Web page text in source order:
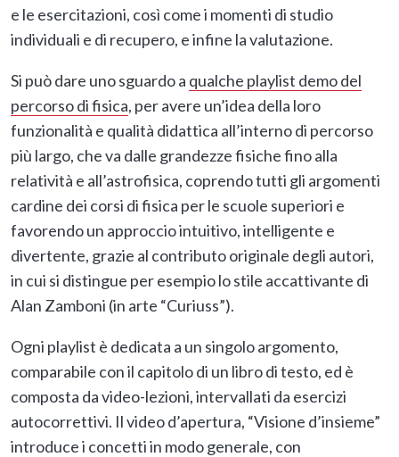
e le esercitazioni, così come i momenti di studio
individuali e di recupero, e infine la valutazione.
Si può dare uno sguardo a qualche playlist demo del
percorso di fisica, per avere un’idea della loro
funzionalità e qualità didattica all’interno di percorso
più largo, che va dalle grandezze fisiche fino alla
relatività e all’astrofisica, coprendo tutti gli argomenti
cardine dei corsi di fisica per le scuole superiori e
favorendo un approccio intuitivo, intelligente e
divertente, grazie al contributo originale degli autori,
in cui si distingue per esempio lo stile accattivante di
Alan Zamboni (in arte “Curiuss”).
Ogni playlist è dedicata a un singolo argomento,
comparabile con il capitolo di un libro di testo, ed è
composta da video-lezioni, intervallati da esercizi
autocorrettivi. Il video d’apertura, “Visione d’insieme”
introduce i concetti in modo generale, con